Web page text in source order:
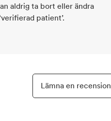
aldrig ta bort eller ändra
patient’.
Lämna en recension